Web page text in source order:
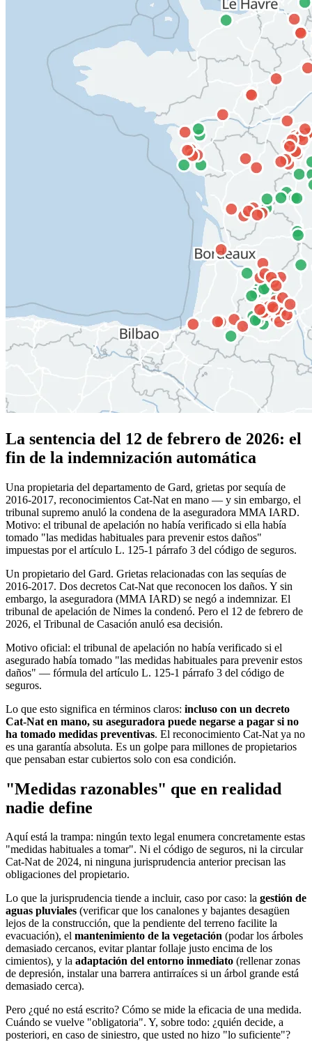
La sentencia del 12 de febrero de 2026: el
fin de la indemnización automática
Una propietaria del departamento de Gard, grietas por sequía de
2016-2017, reconocimientos Cat-Nat en mano — y sin embargo, el
tribunal supremo anuló la condena de la aseguradora MMA IARD.
Motivo: el tribunal de apelación no había verificado si ella había
tomado "las medidas habituales para prevenir estos daños"
impuestas por el artículo L. 125-1 párrafo 3 del código de seguros.
Un propietario del Gard. Grietas relacionadas con las sequías de
2016-2017. Dos decretos Cat-Nat que reconocen los daños. Y sin
embargo, la aseguradora (MMA IARD) se negó a indemnizar. El
tribunal de apelación de Nimes la condenó. Pero el 12 de febrero de
2026, el Tribunal de Casación anuló esa decisión.
Motivo oficial: el tribunal de apelación no había verificado si el
asegurado había tomado "las medidas habituales para prevenir estos
daños" — fórmula del artículo L. 125-1 párrafo 3 del código de
seguros.
Lo que esto significa en términos claros: incluso con un decreto
Cat-Nat en mano, su aseguradora puede negarse a pagar si no
ha tomado medidas preventivas. El reconocimiento Cat-Nat ya no
es una garantía absoluta. Es un golpe para millones de propietarios
que pensaban estar cubiertos solo con esa condición.
"Medidas razonables" que en realidad
nadie define
Aquí está la trampa: ningún texto legal enumera concretamente estas
"medidas habituales a tomar". Ni el código de seguros, ni la circular
Cat-Nat de 2024, ni ninguna jurisprudencia anterior precisan las
obligaciones del propietario.
Lo que la jurisprudencia tiende a incluir, caso por caso: la gestión de
aguas pluviales (verificar que los canalones y bajantes desagüen
lejos de la construcción, que la pendiente del terreno facilite la
evacuación), el mantenimiento de la vegetación (podar los árboles
demasiado cercanos, evitar plantar follaje justo encima de los
cimientos), y la adaptación del entorno inmediato (rellenar zonas
de depresión, instalar una barrera antirraíces si un árbol grande está
demasiado cerca).
Pero ¿qué no está escrito? Cómo se mide la eficacia de una medida.
Cuándo se vuelve "obligatoria". Y, sobre todo: ¿quién decide, a
posteriori, en caso de siniestro, que usted no hizo "lo suficiente"?